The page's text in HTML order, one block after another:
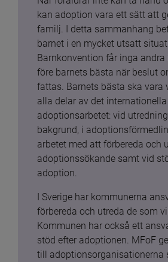
kan adoption vara ett sätt att
familj. I detta sammanhang
barnet i en mycket utsatt
Barnkonvention får inga andra
före barnets bästa när beslut
fattas. Barnets bästa ska vara
alla delar av det internationella
adoptionsarbetet: vid
bakgrund, i
arbetet med att förbereda och
adoptionssökande samt vid
adoption.
I Sverige har kommunerna
förbereda och utreda de som
Kommunen har också ett
stöd efter adoptionen. MFoF
till adoptionsorganisationerna